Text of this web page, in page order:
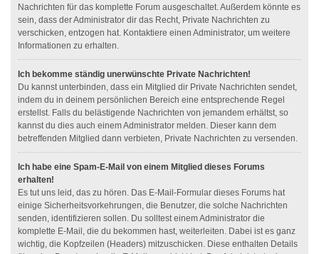
Nachrichten für das komplette Forum ausgeschaltet. Außerdem könnte es
sein, dass der Administrator dir das Recht, Private Nachrichten zu
verschicken, entzogen hat. Kontaktiere einen Administrator, um weitere
Informationen zu erhalten.
Ich bekomme ständig unerwünschte Private Nachrichten!
Du kannst unterbinden, dass ein Mitglied dir Private Nachrichten sendet,
indem du in deinem persönlichen Bereich eine entsprechende Regel
erstellst. Falls du belästigende Nachrichten von jemandem erhältst, so
kannst du dies auch einem Administrator melden. Dieser kann dem
betreffenden Mitglied dann verbieten, Private Nachrichten zu versenden.
Ich habe eine Spam-E-Mail von einem Mitglied dieses Forums
erhalten!
Es tut uns leid, das zu hören. Das E-Mail-Formular dieses Forums hat
einige Sicherheitsvorkehrungen, die Benutzer, die solche Nachrichten
senden, identifizieren sollen. Du solltest einem Administrator die
komplette E-Mail, die du bekommen hast, weiterleiten. Dabei ist es ganz
wichtig, die Kopfzeilen (Headers) mitzuschicken. Diese enthalten Details